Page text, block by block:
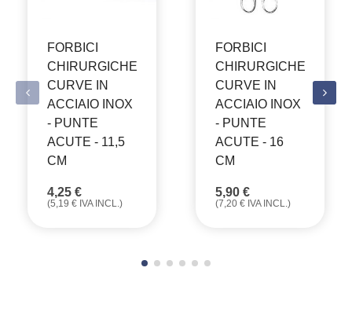
FORBICI
CHIRURGICHE
CURVE IN
ACCIAIO INOX
- PUNTE
ACUTE - 11,5
CM
4,25 €
(5,19 € IVA INCL.)
FORBICI
CHIRURGICHE
CURVE IN
ACCIAIO INOX
- PUNTE
ACUTE - 16
CM
5,90 €
(7,20 € IVA INCL.)